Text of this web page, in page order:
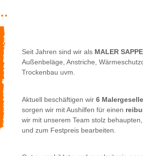
Seit Jahren sind wir als MALER
Außenbeläge, Anstriche,
Trockenbau uvm.
Aktuell beschäftigen wir 6
sorgen wir mit Aushilfen für einen
wir mit unserem Team stolz
und zum Festpreis bearbeiten.